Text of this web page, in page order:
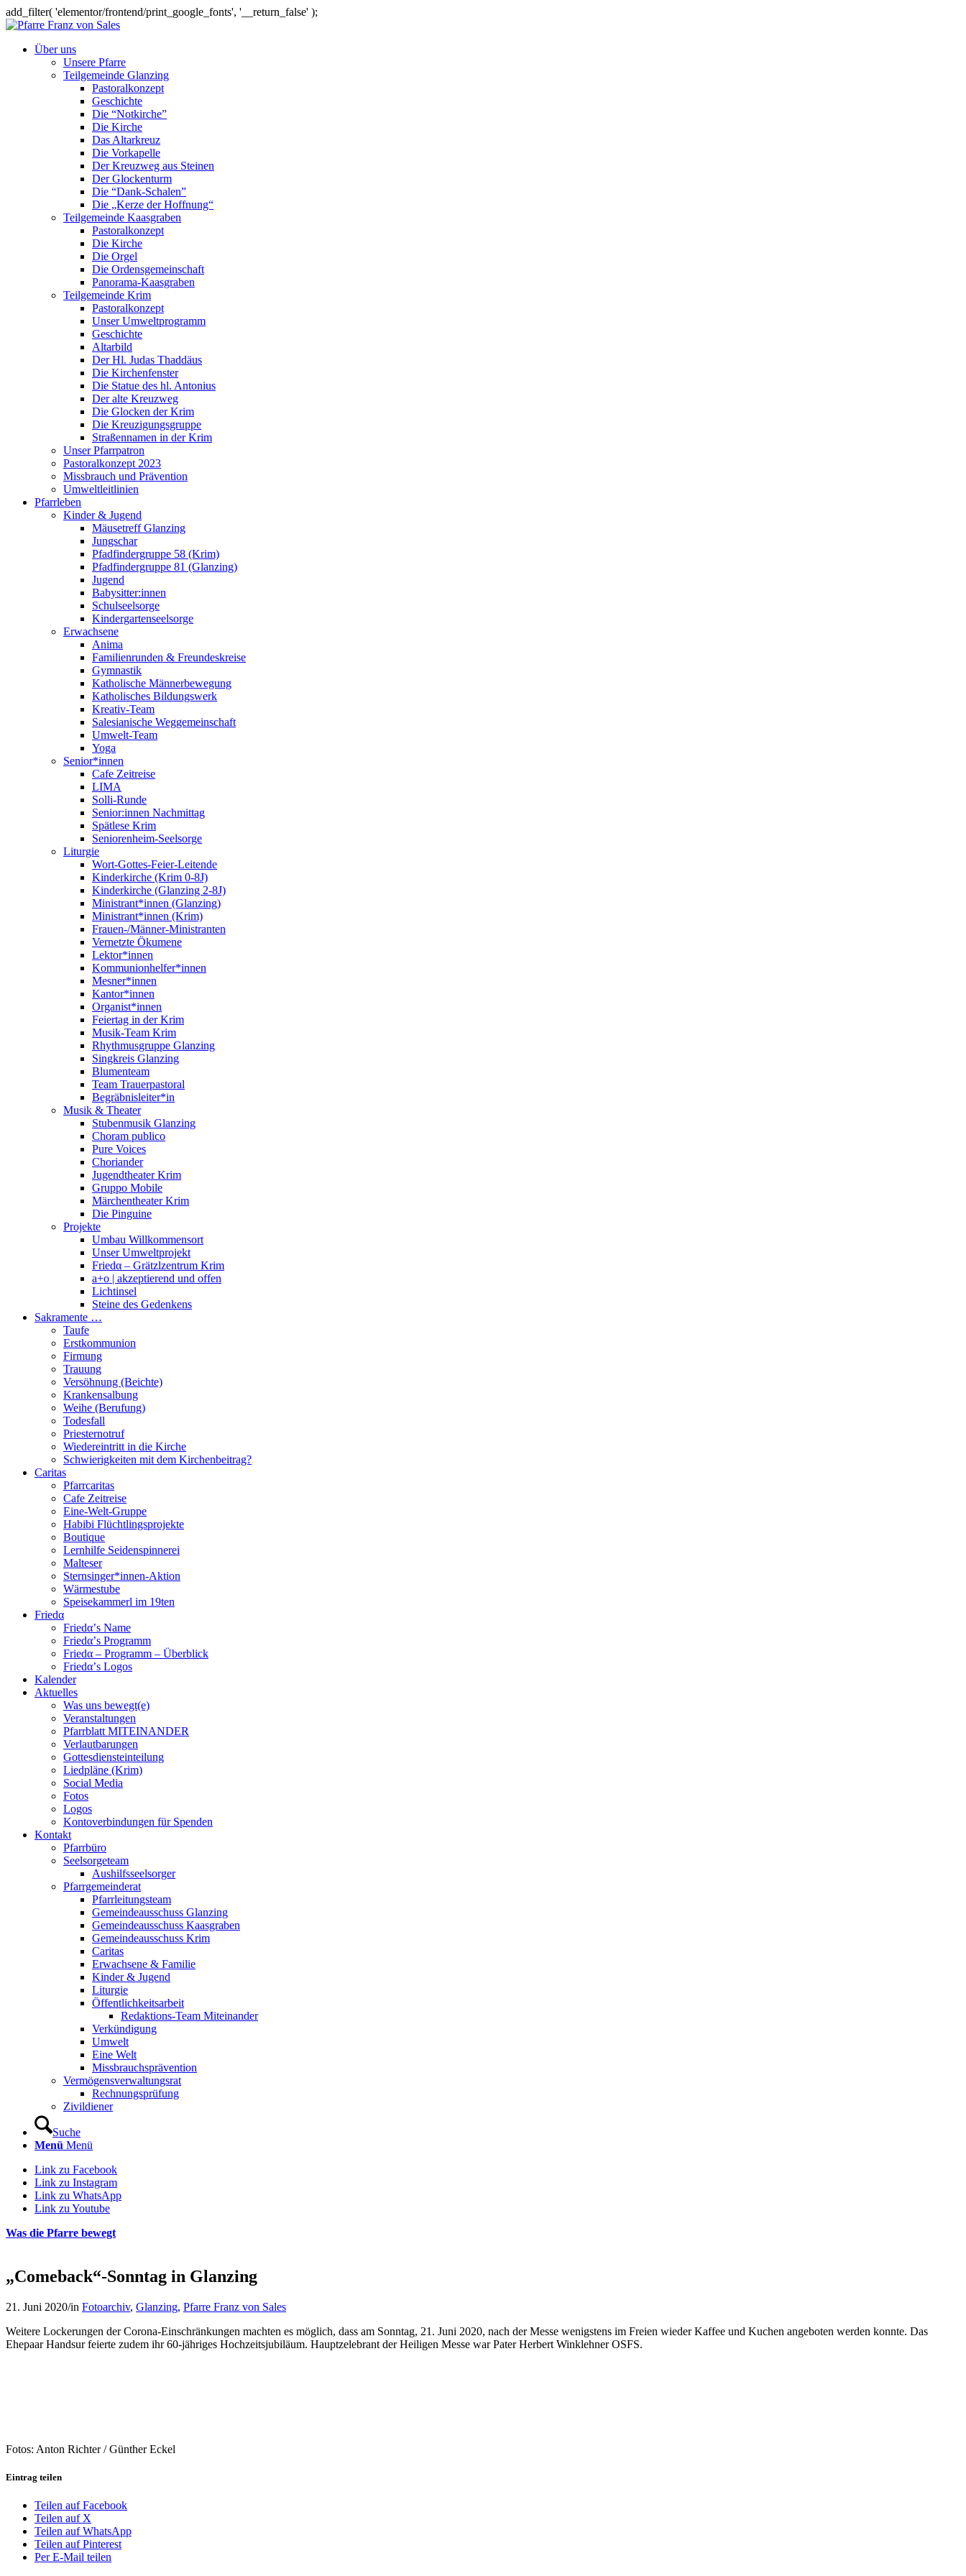
add_filter( 'elementor/frontend/print_google_fonts', '__return_false' );
Über uns
Unsere Pfarre
Teilgemeinde Glanzing
Pastoralkonzept
Geschichte
Die “Notkirche”
Die Kirche
Das Altarkreuz
Die Vorkapelle
Der Kreuzweg aus Steinen
Der Glockenturm
Die “Dank-Schalen”
Die „Kerze der Hoffnung“
Teilgemeinde Kaasgraben
Pastoralkonzept
Die Kirche
Die Orgel
Die Ordensgemeinschaft
Panorama-Kaasgraben
Teilgemeinde Krim
Pastoralkonzept
Unser Umweltprogramm
Geschichte
Altarbild
Der Hl. Judas Thaddäus
Die Kirchenfenster
Die Statue des hl. Antonius
Der alte Kreuzweg
Die Glocken der Krim
Die Kreuzigungsgruppe
Straßennamen in der Krim
Unser Pfarrpatron
Pastoralkonzept 2023
Missbrauch und Prävention
Umweltleitlinien
Pfarrleben
Kinder & Jugend
Mäusetreff Glanzing
Jungschar
Pfadfindergruppe 58 (Krim)
Pfadfindergruppe 81 (Glanzing)
Jugend
Babysitter:innen
Schulseelsorge
Kindergartenseelsorge
Erwachsene
Anima
Familienrunden & Freundeskreise
Gymnastik
Katholische Männerbewegung
Katholisches Bildungswerk
Kreativ-Team
Salesianische Weggemeinschaft
Umwelt-Team
Yoga
Senior*innen
Cafe Zeitreise
LIMA
Solli-Runde
Senior:innen Nachmittag
Spätlese Krim
Seniorenheim-Seelsorge
Liturgie
Wort-Gottes-Feier-Leitende
Kinderkirche (Krim 0-8J)
Kinderkirche (Glanzing 2-8J)
Ministrant*innen (Glanzing)
Ministrant*innen (Krim)
Frauen-/Männer-Ministranten
Vernetzte Ökumene
Lektor*innen
Kommunionhelfer*innen
Mesner*innen
Kantor*innen
Organist*innen
Feiertag in der Krim
Musik-Team Krim
Rhythmusgruppe Glanzing
Singkreis Glanzing
Blumenteam
Team Trauerpastoral
Begräbnisleiter*in
Musik & Theater
Stubenmusik Glanzing
Choram publico
Pure Voices
Choriander
Jugendtheater Krim
Gruppo Mobile
Märchentheater Krim
Die Pinguine
Projekte
Umbau Willkommensort
Unser Umweltprojekt
Friedα – Grätzlzentrum Krim
a+o | akzeptierend und offen
Lichtinsel
Steine des Gedenkens
Sakramente …
Taufe
Erstkommunion
Firmung
Trauung
Versöhnung (Beichte)
Krankensalbung
Weihe (Berufung)
Todesfall
Priesternotruf
Wiedereintritt in die Kirche
Schwierigkeiten mit dem Kirchenbeitrag?
Caritas
Pfarrcaritas
Cafe Zeitreise
Eine-Welt-Gruppe
Habibi Flüchtlingsprojekte
Boutique
Lernhilfe Seidenspinnerei
Malteser
Sternsinger*innen-Aktion
Wärmestube
Speisekammerl im 19ten
Friedα
Friedα’s Name
Friedα’s Programm
Friedα – Programm – Überblick
Friedα’s Logos
Kalender
Aktuelles
Was uns bewegt(e)
Veranstaltungen
Pfarrblatt MITEINANDER
Verlautbarungen
Gottesdiensteinteilung
Liedpläne (Krim)
Social Media
Fotos
Logos
Kontoverbindungen für Spenden
Kontakt
Pfarrbüro
Seelsorgeteam
Aushilfsseelsorger
Pfarrgemeinderat
Pfarrleitungsteam
Gemeindeausschuss Glanzing
Gemeindeausschuss Kaasgraben
Gemeindeausschuss Krim
Caritas
Erwachsene & Familie
Kinder & Jugend
Liturgie
Öffentlichkeitsarbeit
Redaktions-Team Miteinander
Verkündigung
Umwelt
Eine Welt
Missbrauchsprävention
Vermögensverwaltungsrat
Rechnungsprüfung
Zivildiener
Suche
Menü Menü
Link zu Facebook
Link zu Instagram
Link zu WhatsApp
Link zu Youtube
Was die Pfarre bewegt
„Comeback“-Sonntag in Glanzing
21. Juni 2020/in Fotoarchiv, Glanzing, Pfarre Franz von Sales
Weitere Lockerungen der Corona-Einschränkungen machten es möglich, dass am Sonntag, 21. Juni 2020, nach der Messe wenigstens im Freien wieder Kaffee und Kuchen angeboten werden konnte. Das
Ehepaar Handsur feierte zudem ihr 60-jähriges Hochzeitsjubiläum. Hauptzelebrant der Heiligen Messe war Pater Herbert Winklehner OSFS.
Fotos: Anton Richter / Günther Eckel
Eintrag teilen
Teilen auf Facebook
Teilen auf X
Teilen auf WhatsApp
Teilen auf Pinterest
Per E-Mail teilen